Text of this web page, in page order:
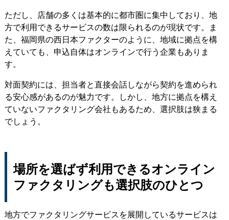
ただし、店舗の多くは基本的に都市圏に集中しており、地
方で利用できるサービスの数は限られるのが現状です。ま
た、福岡県の西日本ファクターのように、地域に拠点を構
えていても、申込自体はオンラインで行う企業もありま
す。
対面契約には、担当者と直接会話しながら契約を進められ
る安心感があるのが魅力です。しかし、地方に拠点を構え
ていないファクタリング会社もあるため、選択肢は狭まる
でしょう。
場所を選ばず利用できるオンライン
ファクタリングも選択肢のひとつ
地方でファクタリングサービスを展開しているサービスは